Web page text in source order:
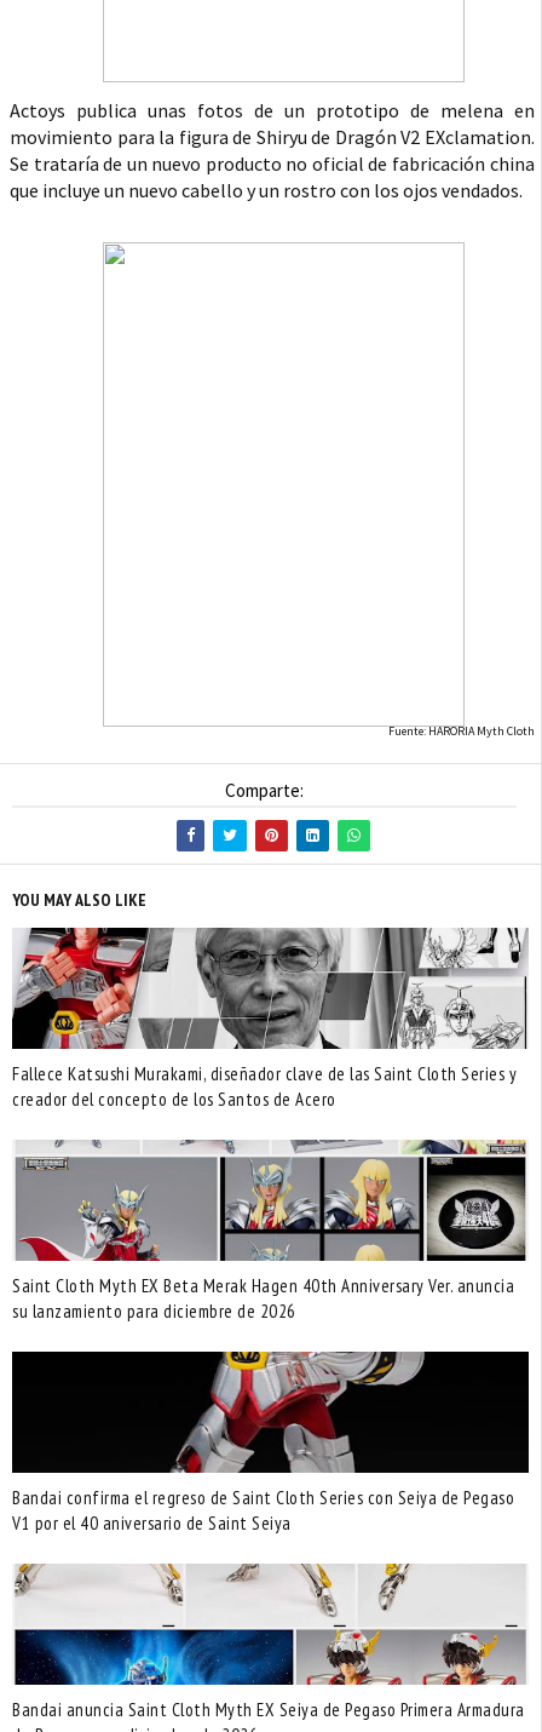
Actoys publica unas fotos de un prototipo de melena en
movimiento para la figura de Shiryu de Dragón V2 EXclamation.
Se trataría de un nuevo producto no oficial de fabricación china
que incluye un nuevo cabello y un rostro con los ojos vendados.
Fuente: HARORIA Myth Cloth
Comparte:
YOU MAY ALSO LIKE
Fallece Katsushi Murakami, diseñador clave de las Saint Cloth Series y
creador del concepto de los Santos de Acero
Saint Cloth Myth EX Beta Merak Hagen 40th Anniversary Ver. anuncia
su lanzamiento para diciembre de 2026
Bandai confirma el regreso de Saint Cloth Series con Seiya de Pegaso
V1 por el 40 aniversario de Saint Seiya
Bandai anuncia Saint Cloth Myth EX Seiya de Pegaso Primera Armadura